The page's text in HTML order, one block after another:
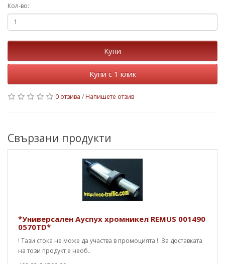
Кол-во:
Купи
Купи с 1 клик
0 отзива / Напишете отзив
Свързани продукти
*Универсален Ауспух хромникел REMUS 001490
0570TD*
! Тази стока не може да участва в промоцията ! За доставката
на този продукт е необ..